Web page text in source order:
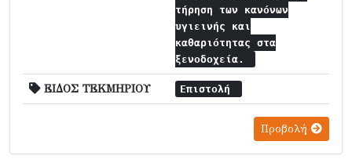
τήρηση των κανόνων
υγιεινής και
καθαριότητας στα
ξενοδοχεία.
ΕΙΔΟΣ ΤΕΚΜΗΡΙΟΥ Επιστολή
Προβολή